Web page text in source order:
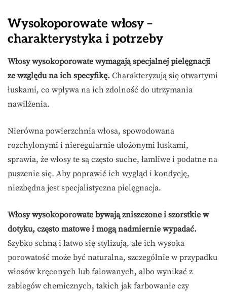
Wysokoporowate włosy –
charakterystyka i potrzeby
Włosy wysokoporowate wymagają specjalnej pielęgnacji
ze względu na ich specyfikę. Charakteryzują się otwartymi
łuskami, co wpływa na ich zdolność do utrzymania
nawilżenia.
Nierówna powierzchnia włosa, spowodowana
rozchylonymi i nieregularnie ułożonymi łuskami,
sprawia, że włosy te są często suche, łamliwe i podatne na
puszenie się. Aby poprawić ich wygląd i kondycję,
niezbędna jest specjalistyczna pielęgnacja.
Włosy wysokoporowate bywają zniszczone i szorstkie w
dotyku, często matowe i mogą nadmiernie wypadać.
Szybko schną i łatwo się stylizują, ale ich wysoka
porowatość może być naturalna, szczególnie w przypadku
włosów kręconych lub falowanych, albo wynikać z
zabiegów chemicznych, takich jak farbowanie czy